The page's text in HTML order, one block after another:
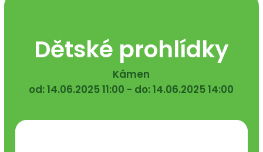
Dětské prohlídky
Kámen
od: 14.06.2025 11:00 - do: 14.06.2025 14:00